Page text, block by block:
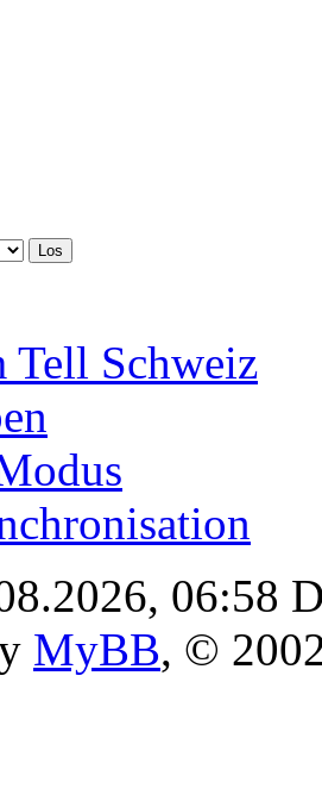
Tell Schweiz
06:58
MyBB, ©